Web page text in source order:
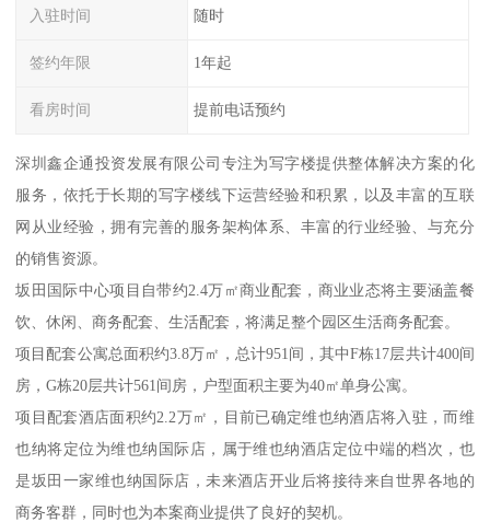
入驻时间 随时
签约年限 1年起
看房时间 提前电话预约
深圳鑫企通投资发展有限公司专注为写字楼提供整体解决方案的化
服务，依托于长期的写字楼线下运营经验和积累，以及丰富的互联
网从业经验，拥有完善的服务架构体系、丰富的行业经验、与充分
的销售资源。
坂田国际中心项目自带约2.4万㎡商业配套，商业业态将主要涵盖餐
饮、休闲、商务配套、生活配套，将满足整个园区生活商务配套。
项目配套公寓总面积约3.8万㎡，总计951间，其中F栋17层共计400间
房，G栋20层共计561间房，户型面积主要为40㎡单身公寓。
项目配套酒店面积约2.2万㎡，目前已确定维也纳酒店将入驻，而维
也纳将定位为维也纳国际店，属于维也纳酒店定位中端的档次，也
是坂田一家维也纳国际店，未来酒店开业后将接待来自世界各地的
商务客群，同时也为本案商业提供了良好的契机。